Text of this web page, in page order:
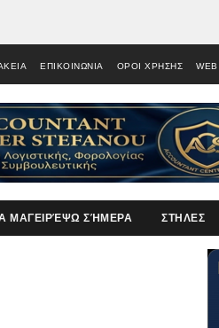
ΕΠΙΚΟΙΝΩΝΙΑ ΟΡΟΙ ΧΡΗΣΗΣ
ΜΑΓΕΙΡΈΨΩ ΣΉΜΕΡΑ ΣΤΗΛΕΣ